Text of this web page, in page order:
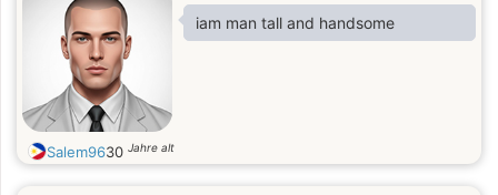
iam man tall and handsome
Salem9630 Jahre alt